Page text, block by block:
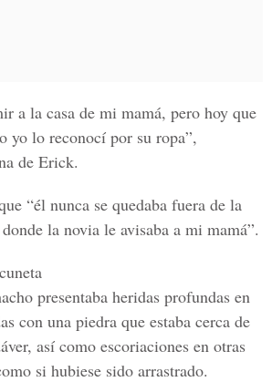
a la casa de mi mamá, pero hoy que
yo lo reconocí por su ropa”,
de Erick.
“él nunca se quedaba fuera de la
la novia le avisaba a mi mamá”.
presentaba heridas profundas en
con una piedra que estaba cerca de
así como escoriaciones en otras
si hubiese sido arrastrado.